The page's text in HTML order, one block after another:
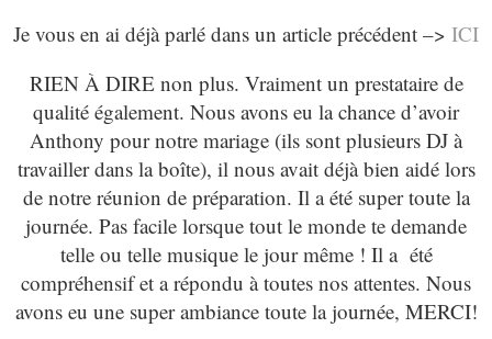
Je vous en ai déjà parlé dans un article précédent –> ICI
RIEN À DIRE non plus. Vraiment un prestataire de
qualité également. Nous avons eu la chance d’avoir
Anthony pour notre mariage (ils sont plusieurs DJ à
travailler dans la boîte), il nous avait déjà bien aidé lors
de notre réunion de préparation. Il a été super toute la
journée. Pas facile lorsque tout le monde te demande
telle ou telle musique le jour même ! Il a été
compréhensif et a répondu à toutes nos attentes. Nous
avons eu une super ambiance toute la journée, MERCI!